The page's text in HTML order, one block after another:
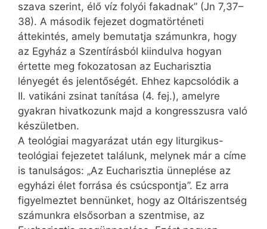
szava szerint, élő víz folyói fakadnak” (Jn 7,37–
38). A második fejezet dogmatörténeti
áttekintés, amely bemutatja számunkra, hogy
az Egyház a Szentírásból kiindulva hogyan
értette meg fokozatosan az Eucharisztia
lényegét és jelentőségét. Ehhez kapcsolódik a
II. vatikáni zsinat tanítása (4. fej.), amelyre
gyakran hivatkozunk majd a kongresszusra való
készületben.
A teológiai magyarázat után egy liturgikus-
teológiai fejezetet találunk, melynek már a címe
is tanulságos: „Az Eucharisztia ünneplése az
egyházi élet forrása és csúcspontja”. Ez arra
figyelmeztet bennünket, hogy az Oltáriszentség
számunkra elsősorban a szentmise, az